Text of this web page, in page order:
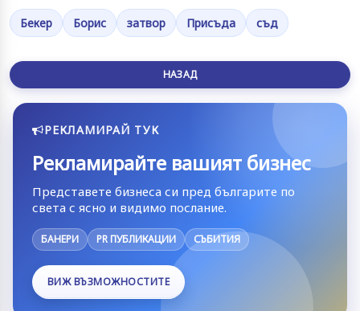
Бекер Борис затвор Присъда съд
НАЗАД
РЕКЛАМИРАЙ ТУК
Рекламирайте вашият бизнес
Представете бизнеса си пред българите по
света с ясно и видимо послание.
БАНЕРИ PR ПУБЛИКАЦИИ СЪБИТИЯ
ВИЖ ВЪЗМОЖНОСТИТЕ